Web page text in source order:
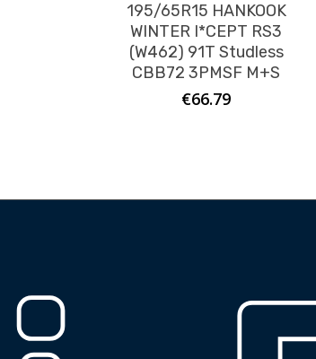
195/65R15 HANKOOK
WINTER I*CEPT RS3
(W462) 91T Studless
CBB72 3PMSF M+S
€66.79